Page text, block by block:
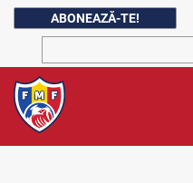
ABONEAZĂ-TE!